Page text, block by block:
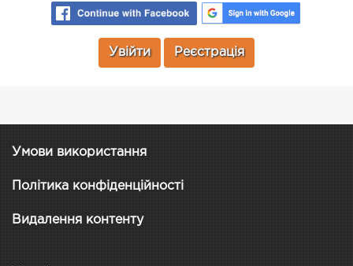
Увійти Реєстрація
Умови використання
Політика конфіденційності
Видалення контенту